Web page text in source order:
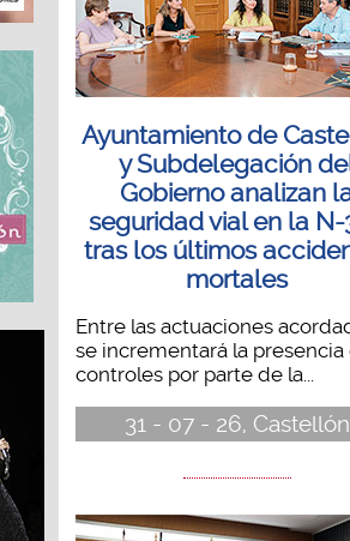
Ayuntamiento de
y Subdelegación
Gobierno analizan
seguridad vial en la N-
tras los últimos
mortales
Entre las actuaciones
se incrementará la presencia
controles por parte de la...
31 - 07 - 26, Castellón